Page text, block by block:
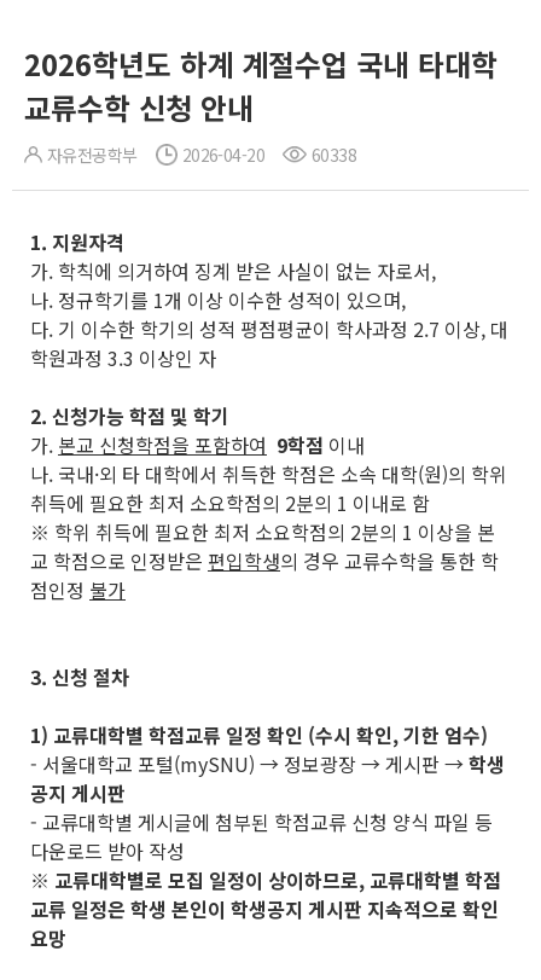
2026학년도 하계 계절수업 국내 타대학
교류수학 신청 안내
자유전공학부 2026-04-20 60338
1. 지원자격
가. 학칙에 의거하여 징계 받은 사실이 없는 자로서,
나. 정규학기를 1개 이상 이수한 성적이 있으며,
다. 기 이수한 학기의 성적 평점평균이 학사과정 2.7 이상, 대
학원과정 3.3 이상인 자
2. 신청가능 학점 및 학기
가. 본교 신청학점을 포함하여 9학점 이내
나. 국내·외 타 대학에서 취득한 학점은 소속 대학(원)의 학위
취득에 필요한 최저 소요학점의 2분의 1 이내로 함
※ 학위 취득에 필요한 최저 소요학점의 2분의 1 이상을 본
교 학점으로 인정받은 편입학생의 경우 교류수학을 통한 학
점인정 불가
3. 신청 절차
1) 교류대학별 학점교류 일정 확인 (수시 확인, 기한 엄수)
- 서울대학교 포털(mySNU) → 정보광장 → 게시판 →학생
공지 게시판
- 교류대학별 게시글에 첨부된 학점교류 신청 양식 파일 등
다운로드 받아 작성
※ 교류대학별로 모집 일정이 상이하므로, 교류대학별 학점
교류 일정은 학생 본인이 학생공지 게시판 지속적으로 확인
요망